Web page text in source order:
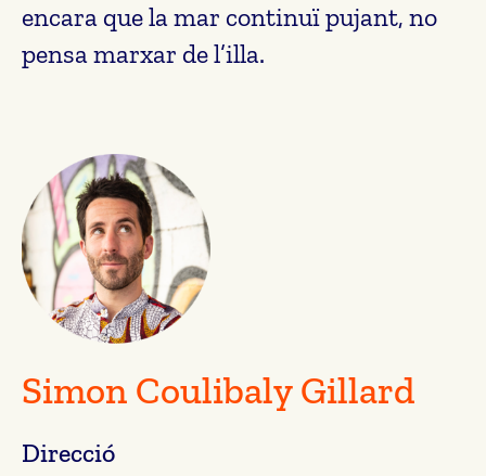
encara que la mar continuï pujant, no
pensa marxar de l’illa.
Simon Coulibaly Gillard
Direcció